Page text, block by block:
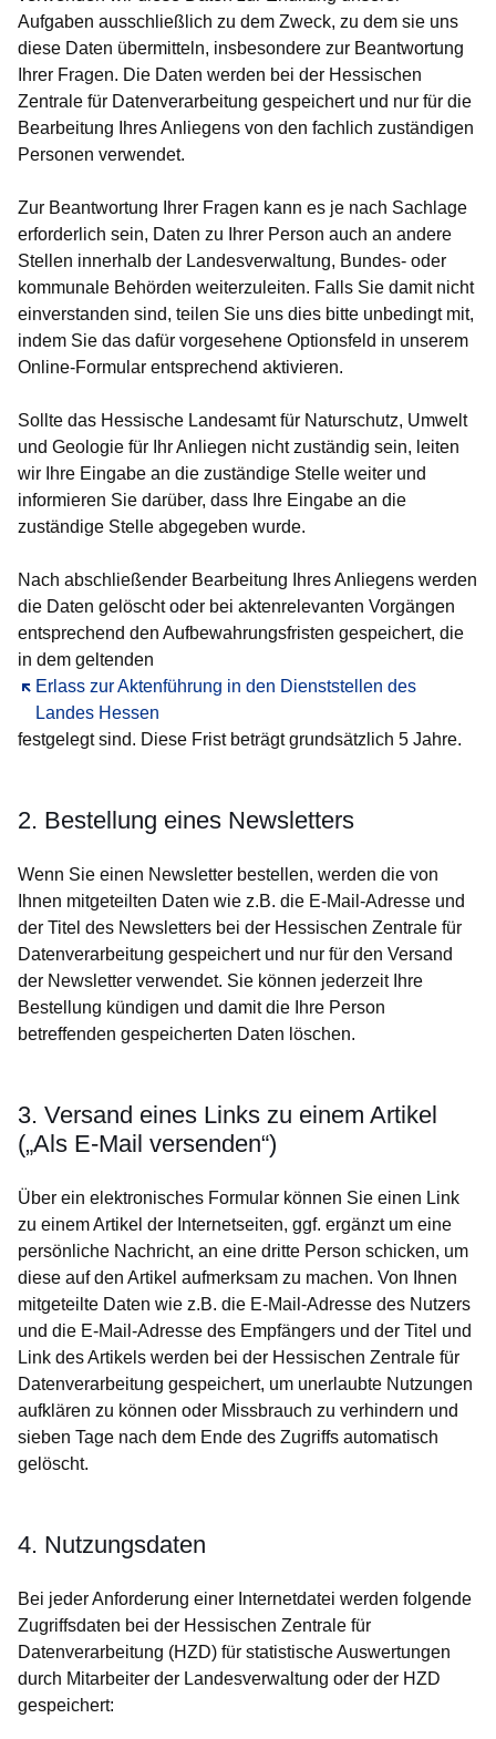
Aufgaben ausschließlich zu dem Zweck, zu dem sie uns
diese Daten übermitteln, insbesondere zur Beantwortung
Ihrer Fragen. Die Daten werden bei der Hessischen
Zentrale für Datenverarbeitung gespeichert und nur für die
Bearbeitung Ihres Anliegens von den fachlich zuständigen
Personen verwendet.
Zur Beantwortung Ihrer Fragen kann es je nach Sachlage
erforderlich sein, Daten zu Ihrer Person auch an andere
Stellen innerhalb der Landesverwaltung, Bundes- oder
kommunale Behörden weiterzuleiten. Falls Sie damit nicht
einverstanden sind, teilen Sie uns dies bitte unbedingt mit,
indem Sie das dafür vorgesehene Optionsfeld in unserem
Online-Formular entsprechend aktivieren.
Sollte das Hessische Landesamt für Naturschutz, Umwelt
und Geologie für Ihr Anliegen nicht zuständig sein, leiten
wir Ihre Eingabe an die zuständige Stelle weiter und
informieren Sie darüber, dass Ihre Eingabe an die
zuständige Stelle abgegeben wurde.
Nach abschließender Bearbeitung Ihres Anliegens werden
die Daten gelöscht oder bei aktenrelevanten Vorgängen
entsprechend den Aufbewahrungsfristen gespeichert, die
in dem geltenden
Erlass zur Aktenführung in den Dienststellen des
Landes Hessen
Öffnet sich in einem neuen Fenster
festgelegt sind. Diese Frist beträgt grundsätzlich 5 Jahre.
2. Bestellung eines Newsletters
Wenn Sie einen Newsletter bestellen, werden die von
Ihnen mitgeteilten Daten wie z.B. die E-Mail-Adresse und
der Titel des Newsletters bei der Hessischen Zentrale für
Datenverarbeitung gespeichert und nur für den Versand
der Newsletter verwendet. Sie können jederzeit Ihre
Bestellung kündigen und damit die Ihre Person
betreffenden gespeicherten Daten löschen.
3. Versand eines Links zu einem Artikel
(„Als E-Mail versenden“)
Über ein elektronisches Formular können Sie einen Link
zu einem Artikel der Internetseiten, ggf. ergänzt um eine
persönliche Nachricht, an eine dritte Person schicken, um
diese auf den Artikel aufmerksam zu machen. Von Ihnen
mitgeteilte Daten wie z.B. die E-Mail-Adresse des Nutzers
und die E-Mail-Adresse des Empfängers und der Titel und
Link des Artikels werden bei der Hessischen Zentrale für
Datenverarbeitung gespeichert, um unerlaubte Nutzungen
aufklären zu können oder Missbrauch zu verhindern und
sieben Tage nach dem Ende des Zugriffs automatisch
gelöscht.
4. Nutzungsdaten
Bei jeder Anforderung einer Internetdatei werden folgende
Zugriffsdaten bei der Hessischen Zentrale für
Datenverarbeitung (HZD) für statistische Auswertungen
durch Mitarbeiter der Landesverwaltung oder der HZD
gespeichert: